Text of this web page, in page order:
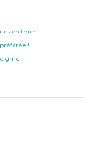
en ligne
!
grille !